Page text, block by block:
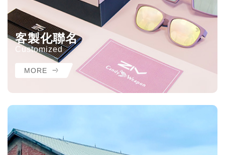
客製化聯名
Customized
MORE